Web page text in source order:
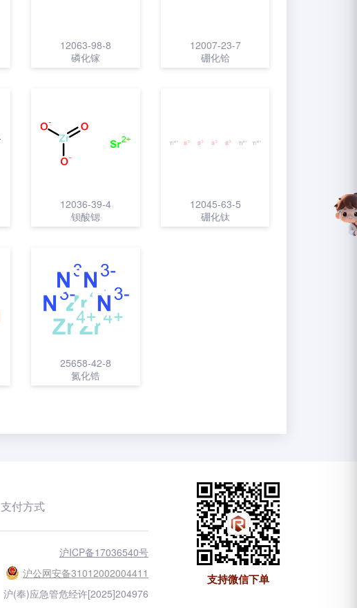
12063-98-8
磷化镓
12007-23-7
硼化铪
12036-39-4
钡酸锶
12045-63-5
硼化钛
25658-42-8
氮化锆
支付方式
沪ICP备17036540号
沪公网安备31012002004411
沪(奉)应急管危经许[2025]204976
支持微信下单